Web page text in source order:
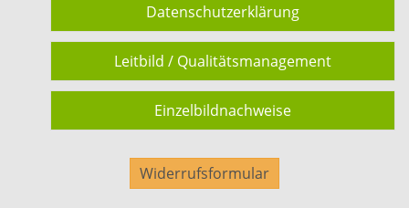
Datenschutzerklärung
Leitbild / Qualitätsmanagement
Einzelbildnachweise
Widerrufsformular